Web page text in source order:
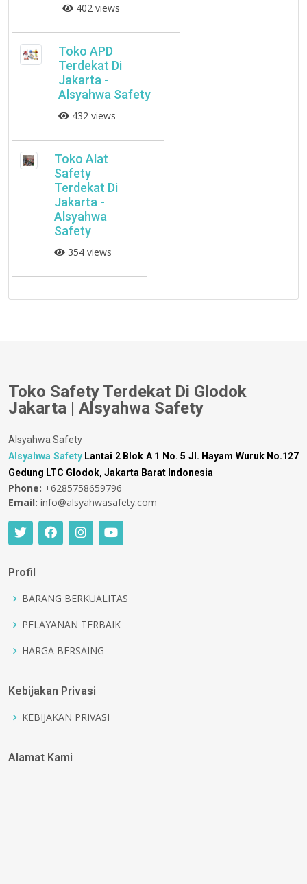
402 views
Toko APD
Terdekat Di
Jakarta -
Alsyahwa Safety
432 views
Toko Alat
Safety
Terdekat Di
Jakarta -
Alsyahwa
Safety
354 views
Toko Safety Terdekat Di Glodok
Jakarta | Alsyahwa Safety
Alsyahwa Safety
Alsyahwa Safety Lantai 2 Blok A 1 No. 5 Jl. Hayam Wuruk No.127
Gedung LTC Glodok, Jakarta Barat Indonesia
Phone: +6285758659796
Email: info@alsyahwasafety.com
Profil
BARANG BERKUALITAS
PELAYANAN TERBAIK
HARGA BERSAING
Kebijakan Privasi
KEBIJAKAN PRIVASI
Alamat Kami